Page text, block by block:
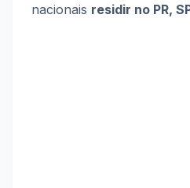
nacionais residir no PR,